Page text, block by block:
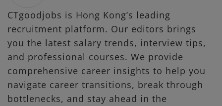
CTgoodjobs is Hong Kong’s leading
recruitment platform. Our editors brings
you the latest salary trends, interview tips,
and professional courses. We provide
comprehensive career insights to help you
navigate career transitions, break through
bottlenecks, and stay ahead in the